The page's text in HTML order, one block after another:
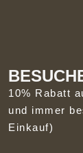
10% Rabatt
und immer
Einkauf)